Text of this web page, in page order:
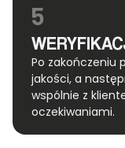
5
Po zakończeniu
jakości, a
wspólnie z
oczekiwaniami.